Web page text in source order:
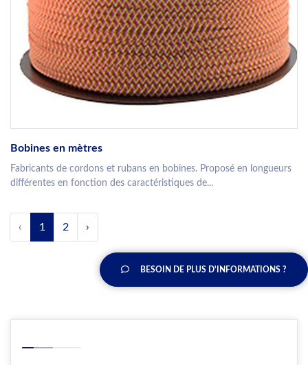
Bobines en mètres
Fabricants de cordons et rubans en bobines. Proposé en longueurs
différentes en fonction des caractéristiques de...
‹ 1 2 ›
BESOIN DE PLUS D'INFORMATIONS ?